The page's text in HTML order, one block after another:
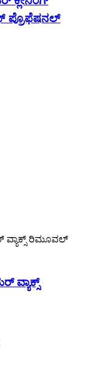
ಪ್ರೊಫೆಷನಲ್
ವ್ಯಾಕ್ಸ್